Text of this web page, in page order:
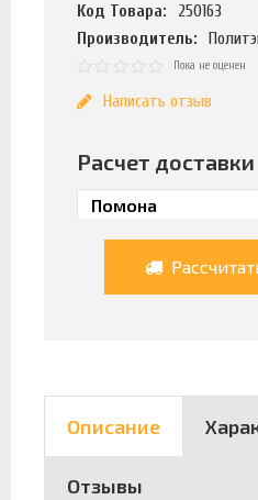
Код Товара:
250163
Производитель:
Пока не оценен
Написать отзыв
Расчет доставки
Описание
Отзывы